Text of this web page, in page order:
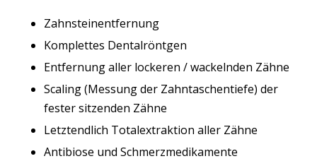
Zahnsteinentfernung
Komplettes Dentalröntgen
Entfernung aller lockeren / wackelnden Zähne
Scaling (Messung der Zahntaschentiefe) der
fester sitzenden Zähne
Letztendlich Totalextraktion aller Zähne
Antibiose und Schmerzmedikamente